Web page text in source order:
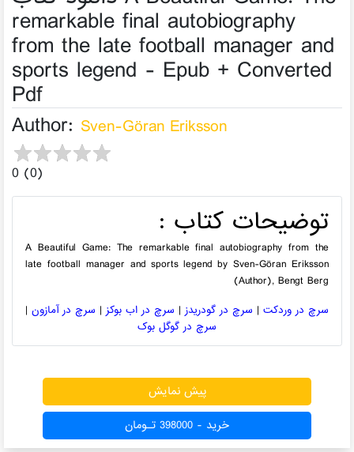
remarkable final autobiography
from the late football manager and
sports legend - Epub + Converted
Pdf
Author:Sven-Göran Eriksson
0 (0)
توضیحات کتاب :
A Beautiful Game: The remarkable final autobiography from the
late football manager and sports legend by Sven-Göran Eriksson
(Author), Bengt Berg
سرچ در وردکت| سرچ در گودریدز| سرچ در اب بوکز| سرچ در آمازون|
سرچ در گوگل بوک
پیش نمایش
خرید - 398000 تـومان